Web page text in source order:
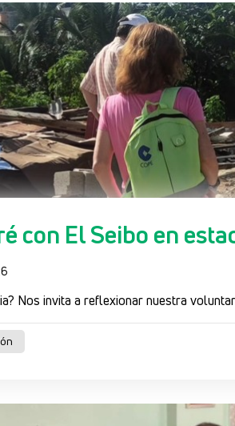
con El Seibo en
Nos invita a reflexionar nuestra